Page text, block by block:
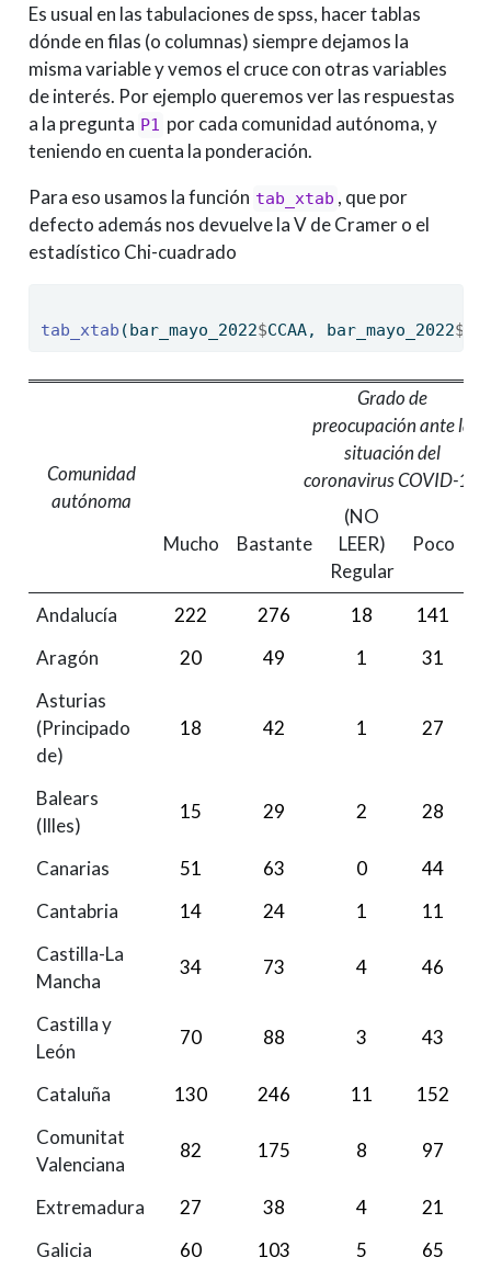
Es usual en las tabulaciones de spss, hacer tablas
dónde en filas (o columnas) siempre dejamos la
misma variable y vemos el cruce con otras variables
de interés. Por ejemplo queremos ver las respuestas
a la pregunta P1 por cada comunidad autónoma, y
teniendo en cuenta la ponderación.
Para eso usamos la función tab_xtab , que por
defecto además nos devuelve la V de Cramer o el
estadístico Chi-cuadrado
tab_xtab (bar_mayo_2022$CCAA, bar_mayo_2022$
Comunidad
autónoma
Grado de
preocupación ante la
situación del
coronavirus COVID-19
Mucho Bastante
(NO
LEER)
Regular
Poco
Andalucía 222 276 18 141
Aragón
20 49 1 31
Asturias
(Principado
de)
18 42 1 27
Balears
(Illes)
15 29 2 28
Canarias 51 63 0 44
Cantabria
14 24 1 11
Castilla-La
Mancha
34 73 4 46
Castilla y
León
70 88 3 43
Cataluña 130 246 11 152
Comunitat
Valenciana
82 175 8 97
Extremadura 27 38 4 21
Galicia
60 103 5 65